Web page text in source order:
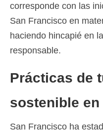
corresponde con las
San Francisco en
haciendo hincapié en
responsable.
Prácticas de
sostenible
San Francisco ha